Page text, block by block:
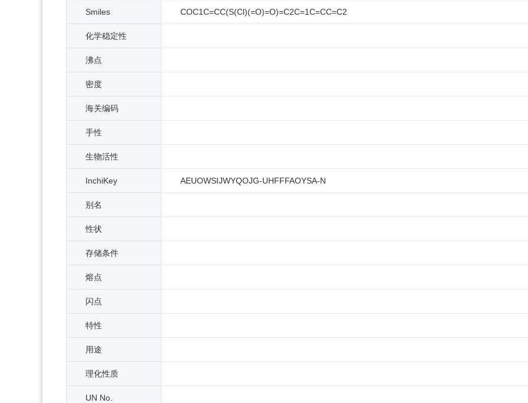
Smiles COC1C=CC(S(Cl)(=O)=O)=C2C=1C=CC=C2
化学稳定性
沸点
密度
海关编码
手性
生物活性
InchiKey AEUOWSIJWYQOJG-UHFFFAOYSA-N
别名
性状
存储条件
熔点
闪点
特性
用途
理化性质
UN No.